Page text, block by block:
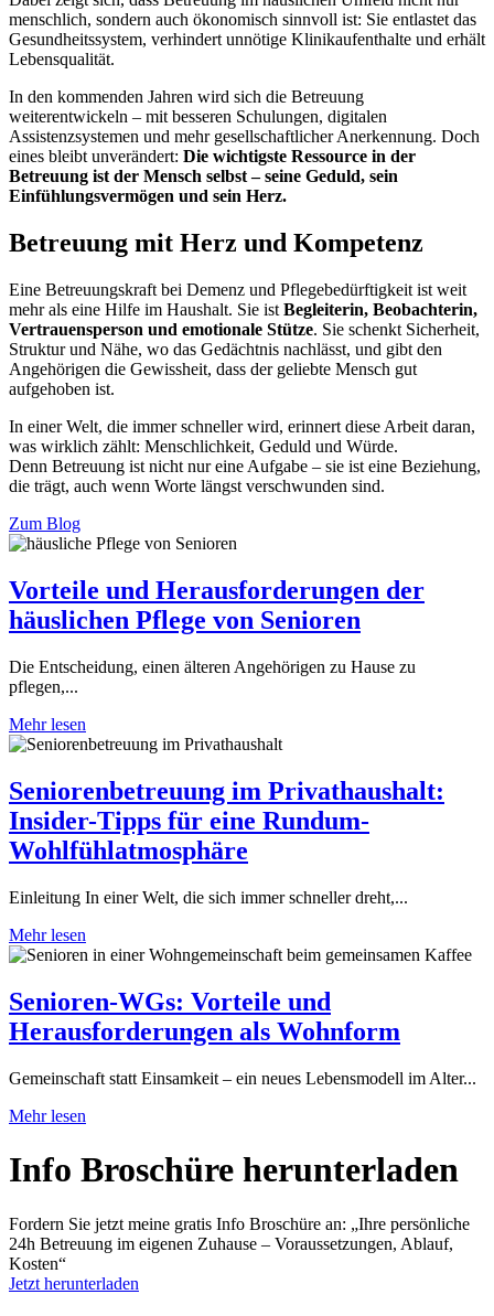
menschlich, sondern auch ökonomisch sinnvoll ist: Sie entlastet das
Gesundheitssystem, verhindert unnötige Klinikaufenthalte und erhält
Lebensqualität.
In den kommenden Jahren wird sich die Betreuung
weiterentwickeln – mit besseren Schulungen, digitalen
Assistenzsystemen und mehr gesellschaftlicher Anerkennung. Doch
eines bleibt unverändert: Die wichtigste Ressource in der
Betreuung ist der Mensch selbst – seine Geduld, sein
Einfühlungsvermögen und sein Herz.
Betreuung mit Herz und Kompetenz
Eine Betreuungskraft bei Demenz und Pflegebedürftigkeit ist weit
mehr als eine Hilfe im Haushalt. Sie ist Begleiterin, Beobachterin,
Vertrauensperson und emotionale Stütze. Sie schenkt Sicherheit,
Struktur und Nähe, wo das Gedächtnis nachlässt, und gibt den
Angehörigen die Gewissheit, dass der geliebte Mensch gut
aufgehoben ist.
In einer Welt, die immer schneller wird, erinnert diese Arbeit daran,
was wirklich zählt: Menschlichkeit, Geduld und Würde.
Denn Betreuung ist nicht nur eine Aufgabe – sie ist eine Beziehung,
die trägt, auch wenn Worte längst verschwunden sind.
Zum Blog
Vorteile und Herausforderungen der
häuslichen Pflege von Senioren
Die Entscheidung, einen älteren Angehörigen zu Hause zu
pflegen,...
Mehr lesen
Seniorenbetreuung im Privathaushalt:
Insider-Tipps für eine Rundum-
Wohlfühlatmosphäre
Einleitung In einer Welt, die sich immer schneller dreht,...
Mehr lesen
Senioren-WGs: Vorteile und
Herausforderungen als Wohnform
Gemeinschaft statt Einsamkeit – ein neues Lebensmodell im Alter...
Mehr lesen
Info Broschüre herunter­laden
Fordern Sie jetzt meine gratis Info Broschüre an: „Ihre persönliche
24h Betreuung im eigenen Zuhause – Voraussetzungen, Ablauf,
Kosten“
Jetzt herunterladen